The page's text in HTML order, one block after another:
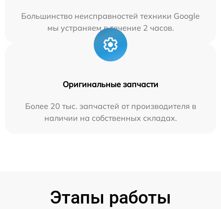
Большинство неисправностей техники Google
мы устраняем в течение 2 часов.
Оригинальные запчасти
Более 20 тыс. запчастей от производителя в
наличии на собственных складах.
Этапы работы